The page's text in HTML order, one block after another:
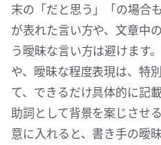
末の「だと思う」「の場合
が表れた言い方や、文章中
う曖昧な言い方は避けます
や、曖昧な程度表現は、特
て、できるだけ具体的に記
助詞として背景を案じさせ
意に入れると、書き手の曖